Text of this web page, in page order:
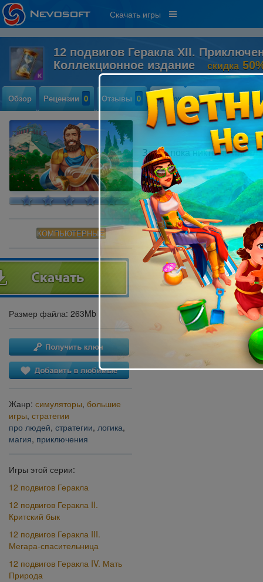
Скачать игры
12 подвигов Геракла XII.
Коллекционное издание
скидка
Обзор Рецензии 0 Отзывы 0 Прохождение 0
КОМПЬЮТЕРНЫЕ
Размер файла: 263Mb
Жанр: симуляторы, большие
игры, стратегии
про людей, стратегии, логика,
магия, приключения
Игры этой серии:
12 подвигов Геракла
12 подвигов Геракла II.
Критский бык
12 подвигов Геракла III.
Мегара-спасительница
12 подвигов Геракла IV. Мать
Природа
Здесь пока никто не писал